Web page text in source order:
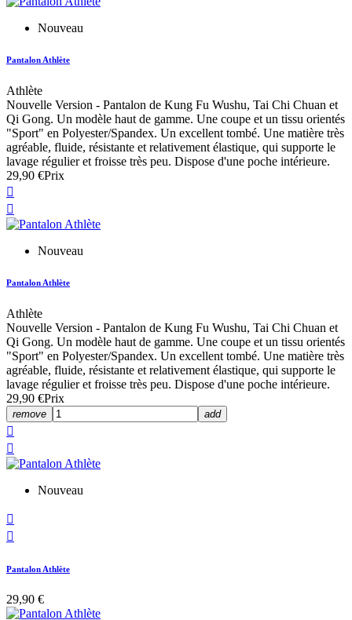
Nouveau
Pantalon Athlète
Athlète
Nouvelle Version - Pantalon de Kung Fu Wushu, Tai Chi Chuan et
Qi Gong. Un modèle haut de gamme. Une coupe et un tissu orientés
"Sport" en Polyester/Spandex. Un excellent tombé. Une matière très
agréable, fluide, résistante et relativement élastique, qui supporte le
lavage régulier et froisse très peu. Dispose d'une poche intérieure.
29,90 €Prix


Nouveau
Pantalon Athlète
Athlète
Nouvelle Version - Pantalon de Kung Fu Wushu, Tai Chi Chuan et
Qi Gong. Un modèle haut de gamme. Une coupe et un tissu orientés
"Sport" en Polyester/Spandex. Un excellent tombé. Une matière très
agréable, fluide, résistante et relativement élastique, qui supporte le
lavage régulier et froisse très peu. Dispose d'une poche intérieure.
29,90 €Prix
remove add


Nouveau


Pantalon Athlète
29,90 €